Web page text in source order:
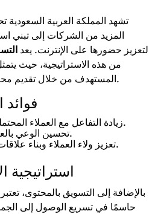
تشهد المملكة العربية السعودية
المزيد من الشركات إلى تبني
لتعزيز حضورها على الإنترنت. يعد
من هذه الاستراتيجية، حيث
المستهدف من خلال تقديم محتوى ذو قيمة وعالي الجودة.
فوائد
زيادة التفاعل مع العملاء المحتملين والحاليين.
تحسين الوعي بالعلامة التجارية.
تعزيز ولاء العملاء وبناء علاقات طويلة الأمد.
استراتيجية
بالإضافة إلى التسويق بالمحتوى، تعتبر
حاسمًا في تسريع الوصول إلى